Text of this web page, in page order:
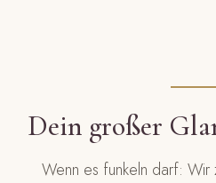
Dein großer
Wenn es funkeln darf: